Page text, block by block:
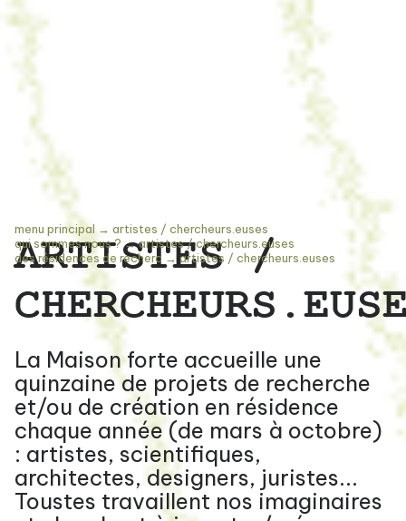
menu principal→ artistes / chercheurs.euses
qui sommes nous ?→artistes / chercheurs.euses
des résidences de recherc → artistes / chercheurs.euses
ARTISTES /
La Maison forte accueille une
quinzaine de projets de recherche
et/ou de création en résidence
chaque année (de mars à octobre)
: artistes, scientifiques,
architectes, designers, juristes...
Toustes travaillent nos imaginaires